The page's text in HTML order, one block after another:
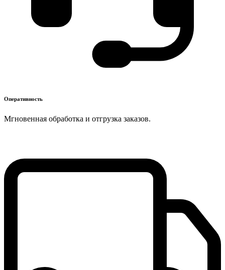
Оперативность
Мгновенная обработка и отгрузка заказов.